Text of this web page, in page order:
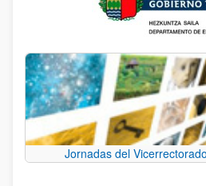
Jornadas del